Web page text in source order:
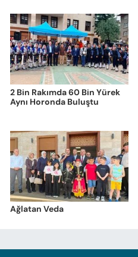
2 Bin Rakımda 60 Bin Yürek
Aynı Horonda Buluştu
Ağlatan Veda